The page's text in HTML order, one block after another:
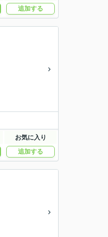
追加する
お気に入り
追加する